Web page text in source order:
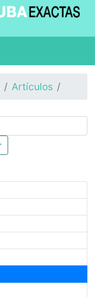
Artículos